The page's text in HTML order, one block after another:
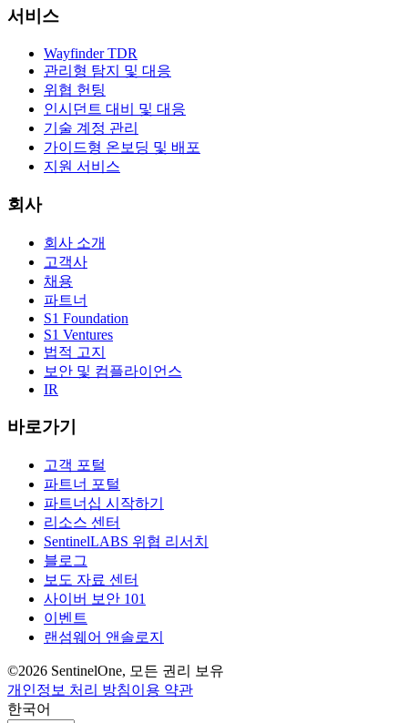
서비스
Wayfinder TDR
관리형 탐지 및 대응
위협 헌팅
인시던트 대비 및 대응
기술 계정 관리
가이드형 온보딩 및 배포
지원 서비스
회사
회사 소개
고객사
채용
파트너
S1 Foundation
S1 Ventures
법적 고지
보안 및 컴플라이언스
IR
바로가기
고객 포털
파트너 포털
파트너십 시작하기
리소스 센터
SentinelLABS 위협 리서치
블로그
보도 자료 센터
사이버 보안 101
이벤트
랜섬웨어 앤솔로지
©2026 SentinelOne, 모든 권리 보유
개인정보 처리 방침이용 약관
한국어